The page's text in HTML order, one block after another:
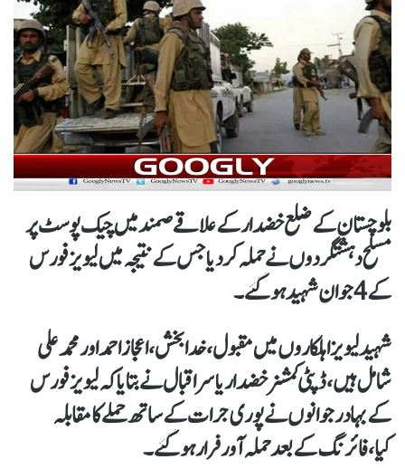
بلوچستان کےضلع خضدار کے علاقے صمند میں چیک پوسٹ پر
مسلح دہشتگردوں نےحملہ کر دیا جس کے نتیجہ میں لیویز فورس
کے 4 جوان شہید ہو گئے ۔
شہید لیویز اہلکاروں میں مقبول، خدا بخش، اعجاز احمد اورمحمد علی
شامل ہیں،ڈپٹی کمشنر خضدار یاسر اقبال نے بتایا کہ لیویز فورس
کے بہادر جوانوں نے پوری جرات کے ساتھ حملےکا مقابلہ
کیا،فائرنگ کے بعد حملہ آور فرار ہوگئے۔